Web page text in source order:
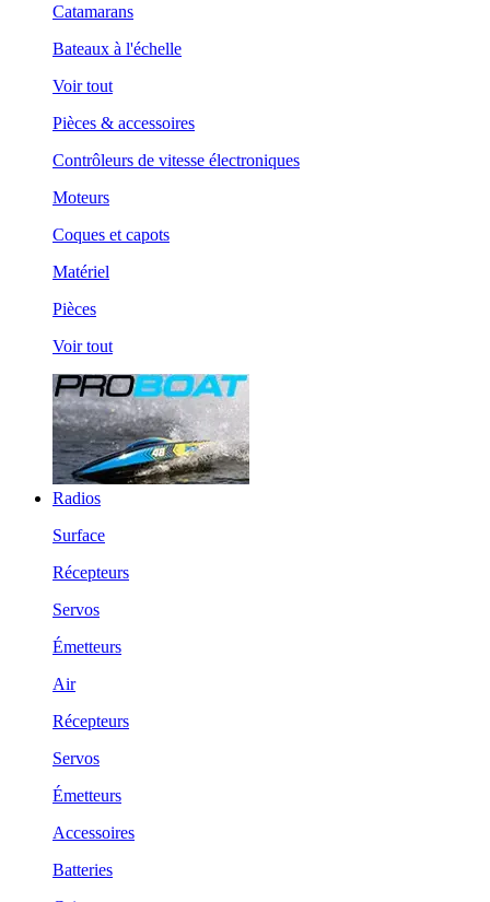
Catamarans
Bateaux à l'échelle
Voir tout
Pièces & accessoires
Contrôleurs de vitesse électroniques
Moteurs
Coques et capots
Matériel
Pièces
Voir tout
Radios
Surface
Récepteurs
Servos
Émetteurs
Air
Récepteurs
Servos
Émetteurs
Accessoires
Batteries